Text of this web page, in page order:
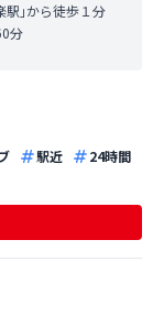
駅｣から徒歩１分
分
駅近
24時間